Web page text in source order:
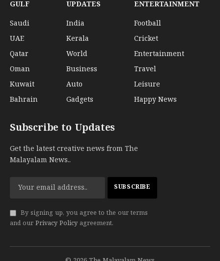
GULF
Saudi
UAE
Qatar
Oman
Kuwait
Bahrain
UPDATES
India
Kerala
World
Business
Auto
Gadgets
ENTERTAINMENT
Football
Cricket
Entertainment
Travel
Leisure
Happy News
Subscribe to Updates
Get the latest creative news from The
Malayalam News..
By signing up, you agree to the our terms
and our Privacy Policy agreement.